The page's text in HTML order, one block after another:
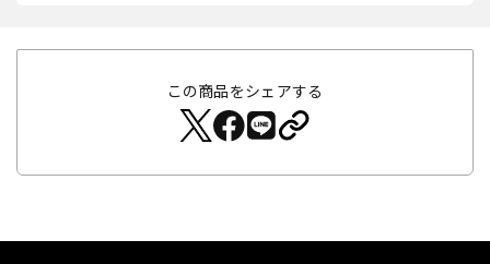
この商品をシェアする